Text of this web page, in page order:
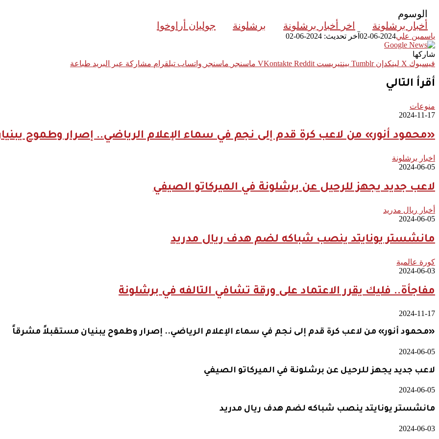
الوسوم
أخبار برشلونة
اخر أخبار برشلونة برشلونة جوليان أراوخوا
ياسمين علي2024-06-02 آخر تحديث: 2024-06-02
شاركها
فيسبوك ‫X لينكدإن بينتيريست ماسنجر ماسنجر واتساب تيلقرام مشاركة عبر البريد طباعة
أقرأ التالي
منوعات
2024-11-17
«محمود أنور» من لاعب كرة قدم إلى نجم في سماء الإعلام الرياضي.. إصرار وطموح
اخبار برشلونة
2024-06-05
لاعب جديد يجهز للرحيل عن برشلونة في الميركاتو الصيفي
أخبار ريال مدريد
2024-06-05
مانشستر يونايتد ينصب شباكه لضم هدف ريال مدريد
كورة عالمية
2024-06-03
مفاجأة.. فليك يقرر الاعتماد على ورقة تشافي التالفه في برشلونة
2024-11-17
«محمود أنور» من لاعب كرة قدم إلى نجم في سماء الإعلام الرياضي.. إصرار وطموح يبنيان مستقبلاً مشرقاً
2024-06-05
لاعب جديد يجهز للرحيل عن برشلونة في الميركاتو الصيفي
2024-06-05
مانشستر يونايتد ينصب شباكه لضم هدف ريال مدريد
2024-06-03